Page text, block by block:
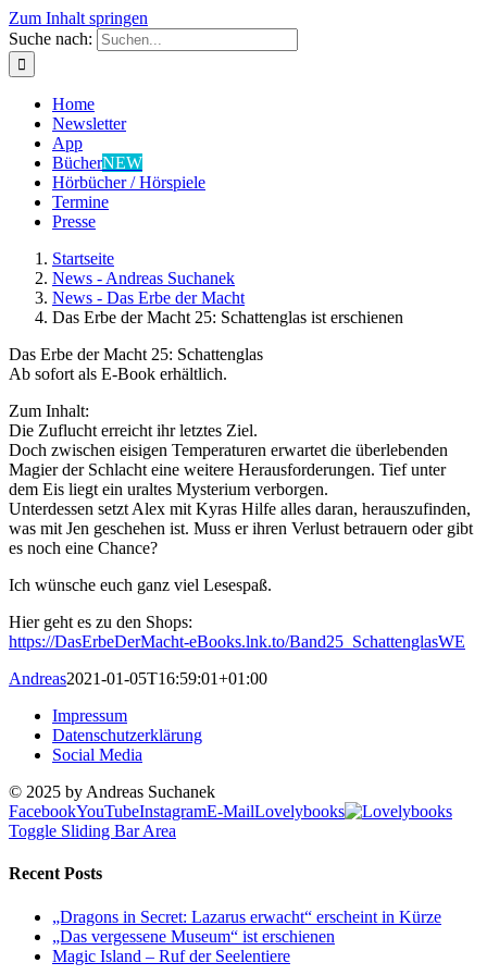
Zum Inhalt springen
Suche nach:
Home
Newsletter
App
BücherNEW
Hörbücher / Hörspiele
Termine
Presse
Startseite
News - Andreas Suchanek
News - Das Erbe der Macht
Das Erbe der Macht 25: Schattenglas ist erschienen
Das Erbe der Macht 25: Schattenglas
Ab sofort als E-Book erhältlich.
Zum Inhalt:
Die Zuflucht erreicht ihr letztes Ziel.
Doch zwischen eisigen Temperaturen erwartet die überlebenden
Magier der Schlacht eine weitere Herausforderungen. Tief unter
dem Eis liegt ein uraltes Mysterium verborgen.
Unterdessen setzt Alex mit Kyras Hilfe alles daran, herauszufinden,
was mit Jen geschehen ist. Muss er ihren Verlust betrauern oder gibt
es noch eine Chance?
Ich wünsche euch ganz viel Lesespaß.
Hier geht es zu den Shops:
https://DasErbeDerMacht-eBooks.lnk.to/Band25_SchattenglasWE
Andreas2021-01-05T16:59:01+01:00
Impressum
Datenschutzerklärung
Social Media
© 2025 by Andreas Suchanek
FacebookYouTubeInstagramE-MailLovelybooks
Toggle Sliding Bar Area
Recent Posts
„Dragons in Secret: Lazarus erwacht“ erscheint in Kürze
„Das vergessene Museum“ ist erschienen
Magic Island – Ruf der Seelentiere